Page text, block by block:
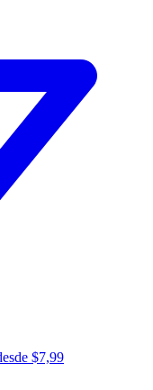
$7,99